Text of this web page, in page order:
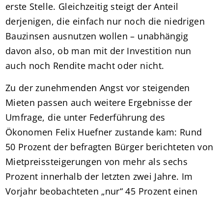
erste Stelle. Gleichzeitig steigt der Anteil
derjenigen, die einfach nur noch die niedrigen
Bauzinsen ausnutzen wollen – unabhängig
davon also, ob man mit der Investition nun
auch noch Rendite macht oder nicht.
Zu der zunehmenden Angst vor steigenden
Mieten passen auch weitere Ergebnisse der
Umfrage, die unter Federführung des
Ökonomen Felix Huefner zustande kam: Rund
50 Prozent der befragten Bürger berichteten von
Mietpreissteigerungen von mehr als sechs
Prozent innerhalb der letzten zwei Jahre. Im
Vorjahr beobachteten „nur“ 45 Prozent einen